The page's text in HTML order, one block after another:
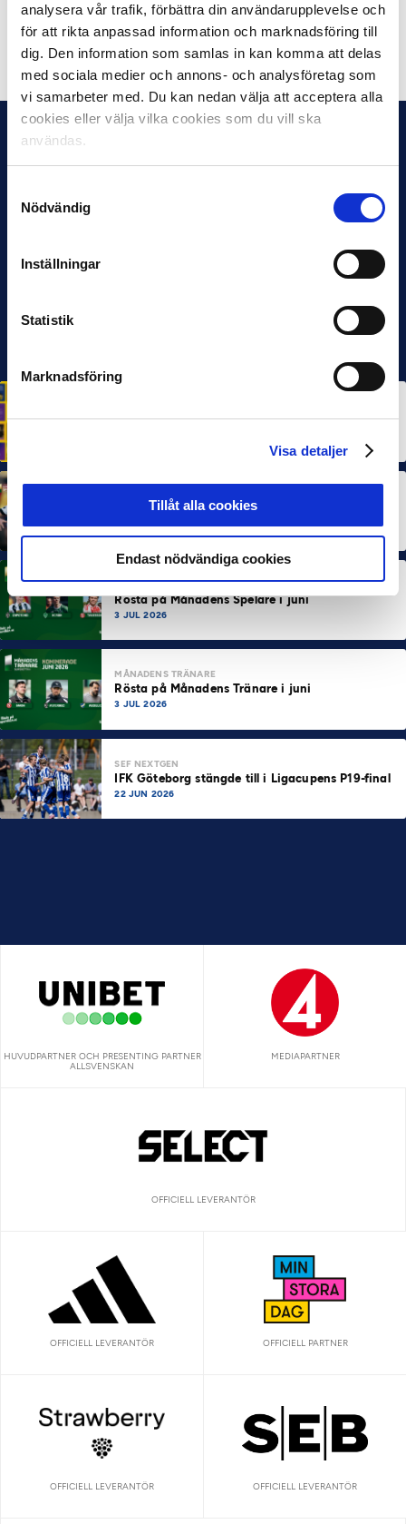
analysera vår trafik, förbättra din användarupplevelse och
för att rikta anpassad information och marknadsföring till
dig. Den information som samlas in kan komma att delas
med sociala medier och annons- och analysföretag som
vi samarbeter med. Du kan nedan välja att acceptera alla
cookies eller välja vilka cookies som du vill ska
användas.
Nödvändig
Inställningar
Statistik
Marknadsföring
Visa detaljer
Tillåt alla cookies
Endast nödvändiga cookies
IK Frej
Dela på Facebook Dela på Twitter
MÅNADENS SPELARE
Dubbla Landskrona-priser när juni summeras
10 JUL 2026
MÅNADENS SPELARE
Rösta på Månadens Spelare i juni
3 JUL 2026
MÅNADENS TRÄNARE
Rösta på Månadens Tränare i juni
3 JUL 2026
SEF NEXTGEN
IFK Göteborg stängde till i Ligacupens P19-final
22 JUN 2026
HUVUDPARTNER OCH PRESENTING PARTNER
ALLSVENSKAN
MEDIAPARTNER
OFFICIELL LEVERANTÖR
OFFICIELL LEVERANTÖR OFFICIELL PARTNER
OFFICIELL LEVERANTÖR OFFICIELL LEVERANTÖR